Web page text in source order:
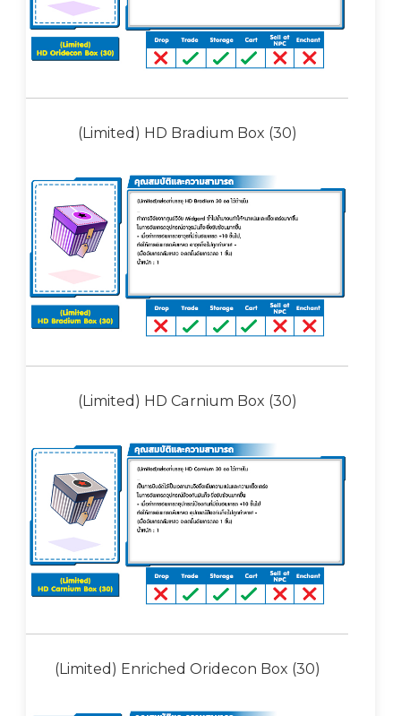
(Limited) HD Bradium Box (30)
(Limited) HD Carnium Box (30)
(Limited) Enriched Oridecon Box (30)